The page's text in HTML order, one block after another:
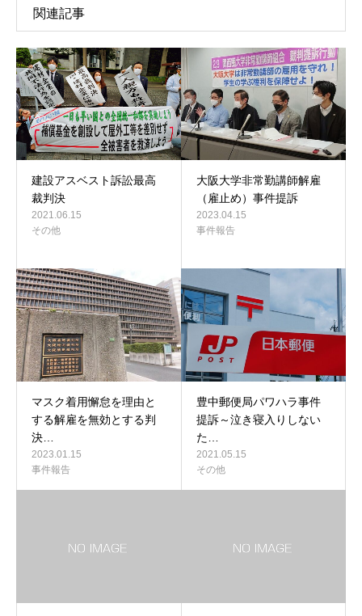
関連記事
建設アスベスト訴訟最高
裁判決
2021.06.15
その他
大阪大学非常勤講師解雇
（雇止め）事件提訴
2023.04.15
事件報告
マスク着用懈怠を理由と
する解雇を無効とする判
決…
2023.01.15
事件報告
豊中郵便局パワハラ事件
提訴～泣き寝入りしない
た…
2021.05.15
その他